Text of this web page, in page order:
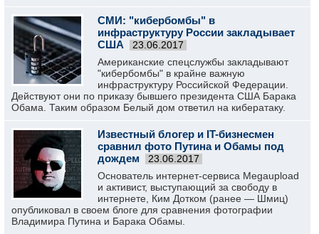
СМИ: "кибербомбы" в
инфраструктуру России закладывает
США
23.06.2017
Американские спецслужбы закладывают
"кибербомбы" в крайне важную
инфраструктуру Российской Федерации.
Действуют они по приказу бывшего президента США Барака
Обама. Таким образом Белый дом ответил на кибератаку.
Известный блогер и IT-бизнесмен
сравнил фото Путина и Обамы под
дождем
23.06.2017
Основатель интернет-сервиса Megaupload
и активист, выступающий за свободу в
интернете, Ким Дотком (ранее — Шмиц)
опубликовал в своем блоге для сравнения фотографии
Владимира Путина и Барака Обамы.